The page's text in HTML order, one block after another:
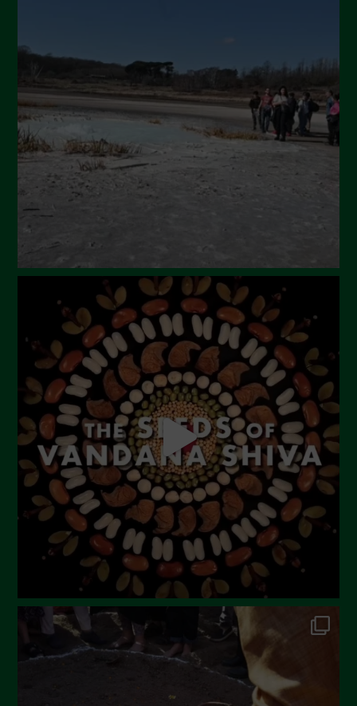
April 2024
March 2024
February 2024
January 2024
December 2023
November 2023
July 2023
June 2023
May 2023
April 2023
March 2023
February 2023
December 2022
November 2022
October 2022
September 2022
June 2022